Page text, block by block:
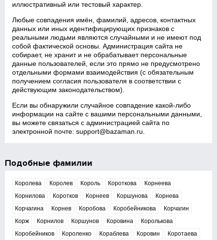
иллюстративный или тестовый характер.
Любые совпадения имён, фамилий, адресов, контактных
данных или иных идентифицирующих признаков с
реальными людьми являются случайными и не имеют под
собой фактической основы. Администрация сайта не
собирает, не хранит и не обрабатывает персональные
данные пользователей, если это прямо не предусмотрено
отдельными формами взаимодействия (с обязательным
получением согласия пользователя в соответствии с
действующим законодательством).
Если вы обнаружили случайное совпадение какой‑либо
информации на сайте с вашими персональными данными,
вы можете связаться с администрацией сайта по
электронной почте:support@bazaman.ru
Подобные фамилии
Королева Королев Король Короткова
Корнеева
Корнилова
Коротков Корнеев Коршунова
Корнева
Корчагина
Корнев Коробова Коробейникова
Корчагин
Корж
Корнилов Коршунов Коровина
Королькова
Коробейников
Короленко Кораблева Коровин Коротаева